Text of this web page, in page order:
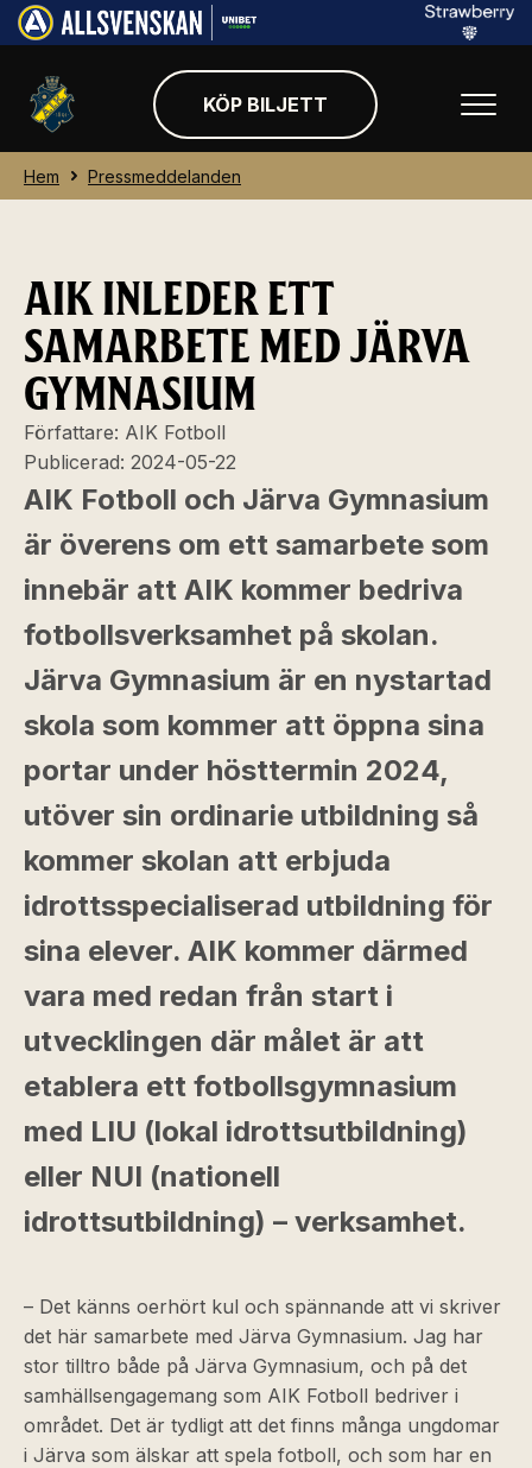
KÖP BILJETT
Hem Pressmeddelanden
AIK INLEDER ETT
SAMARBETE MED JÄRVA
GYMNASIUM
Författare: AIK Fotboll
Publicerad: 2024-05-22
AIK Fotboll och Järva Gymnasium
är överens om ett samarbete som
innebär att AIK kommer bedriva
fotbollsverksamhet på skolan.
Järva Gymnasium är en nystartad
skola som kommer att öppna sina
portar under hösttermin 2024,
utöver sin ordinarie utbildning så
kommer skolan att erbjuda
idrottsspecialiserad utbildning för
sina elever. AIK kommer därmed
vara med redan från start i
utvecklingen där målet är att
etablera ett fotbollsgymnasium
med LIU (lokal idrottsutbildning)
eller NUI (nationell
idrottsutbildning) – verksamhet.
– Det känns oerhört kul och spännande att vi skriver
det här samarbete med Järva Gymnasium. Jag har
stor tilltro både på Järva Gymnasium, och på det
samhällsengagemang som AIK Fotboll bedriver i
området. Det är tydligt att det finns många ungdomar
i Järva som älskar att spela fotboll, och som har en